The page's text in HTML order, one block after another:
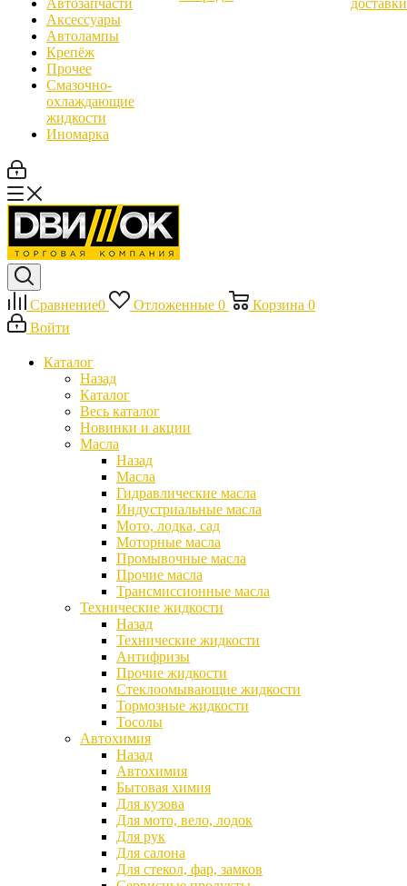
Автозапчасти
Аксессуары
Автолампы
Крепёж
Прочее
Смазочно-
охлаждающие
жидкости
Иномарка
доставки
Сравнение0 Отложенные 0 Корзина 0
Войти
Каталог
Назад
Каталог
Весь каталог
Новинки и акции
Масла
Назад
Масла
Гидравлические масла
Индустриальные масла
Мото, лодка, сад
Моторные масла
Промывочные масла
Прочие масла
Трансмиссионные масла
Технические жидкости
Назад
Технические жидкости
Антифризы
Прочие жидкости
Стеклоомывающие жидкости
Тормозные жидкости
Тосолы
Автохимия
Назад
Автохимия
Бытовая химия
Для кузова
Для мото, вело, лодок
Для рук
Для салона
Для стекол, фар, замков